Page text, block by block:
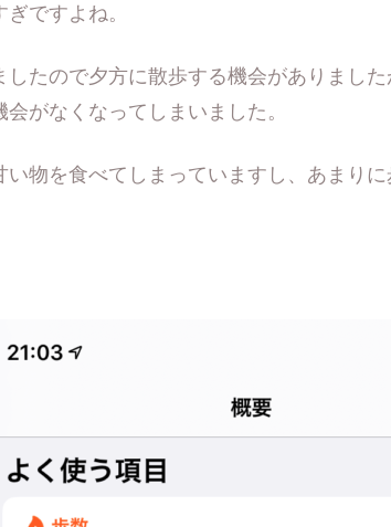
ですよね。
したので夕方に散歩する機会がありまし
がなくなってしまいました。
い物を食べてしまっていますし、あまり